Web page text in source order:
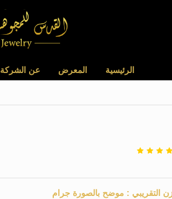
عن الشركة المعرض الرئيسية
التقريبي : موضح بالصورة جرام